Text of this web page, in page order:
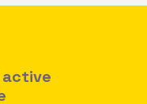
active